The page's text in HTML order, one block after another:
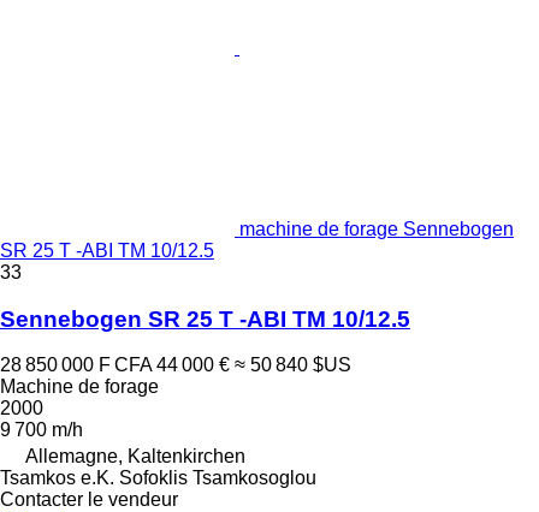
machine de forage Sennebogen
SR 25 T -ABI TM 10/12.5
33
Sennebogen SR 25 T -ABI TM 10/12.5
28 850 000 F CFA 44 000 € ≈ 50 840 $US
Machine de forage
2000
9 700 m/h
Allemagne, Kaltenkirchen
Tsamkos e.K. Sofoklis Tsamkosoglou
Contacter le vendeur